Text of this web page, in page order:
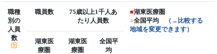
職種
別の
人員
数
職員数
75歳以上1千人あ
たり人員数
■湖東医療圏
■全国平均
（→比較する
地域を変更できます）
湖東医
療圏
湖東医
療圏
全国平
均